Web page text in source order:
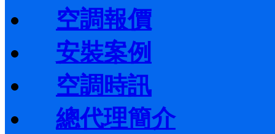
空調報價
安裝案例
空調時訊
總代理簡介